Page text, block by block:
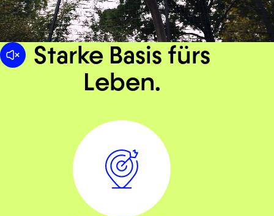
Starke Basis fürs
Leben.